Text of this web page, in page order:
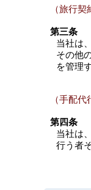
（旅行契
第三条
当社は
その他
を管理
（手配代
第四条
当社は
行う者